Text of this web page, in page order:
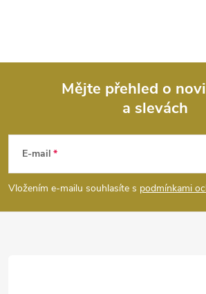
v
s
p
Mějte přehled o
a slevách
E-mail
Vložením e-mailu souhlasíte s podmínkami